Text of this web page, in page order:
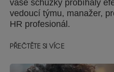
vaše schůzky probíhaly
vedoucí týmu, manažer,
HR profesionál.
PŘEČTĚTE SI VÍCE